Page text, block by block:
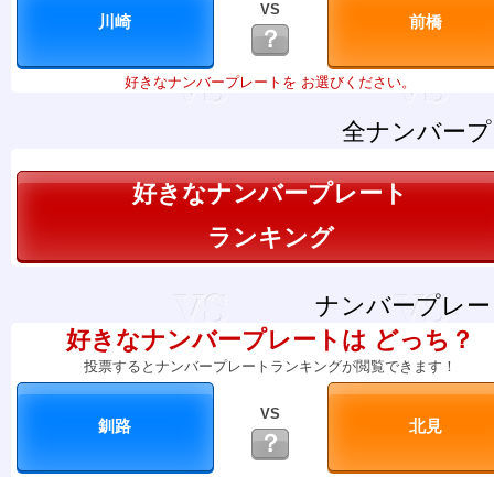
VS
？
好きなナンバープレートを お選びください。
全ナンバー
好きなナンバープレート
ランキング
ナンバープレ
好きなナンバープレートは どっち？
投票するとナンバープレートランキングが閲覧できます！
VS
？